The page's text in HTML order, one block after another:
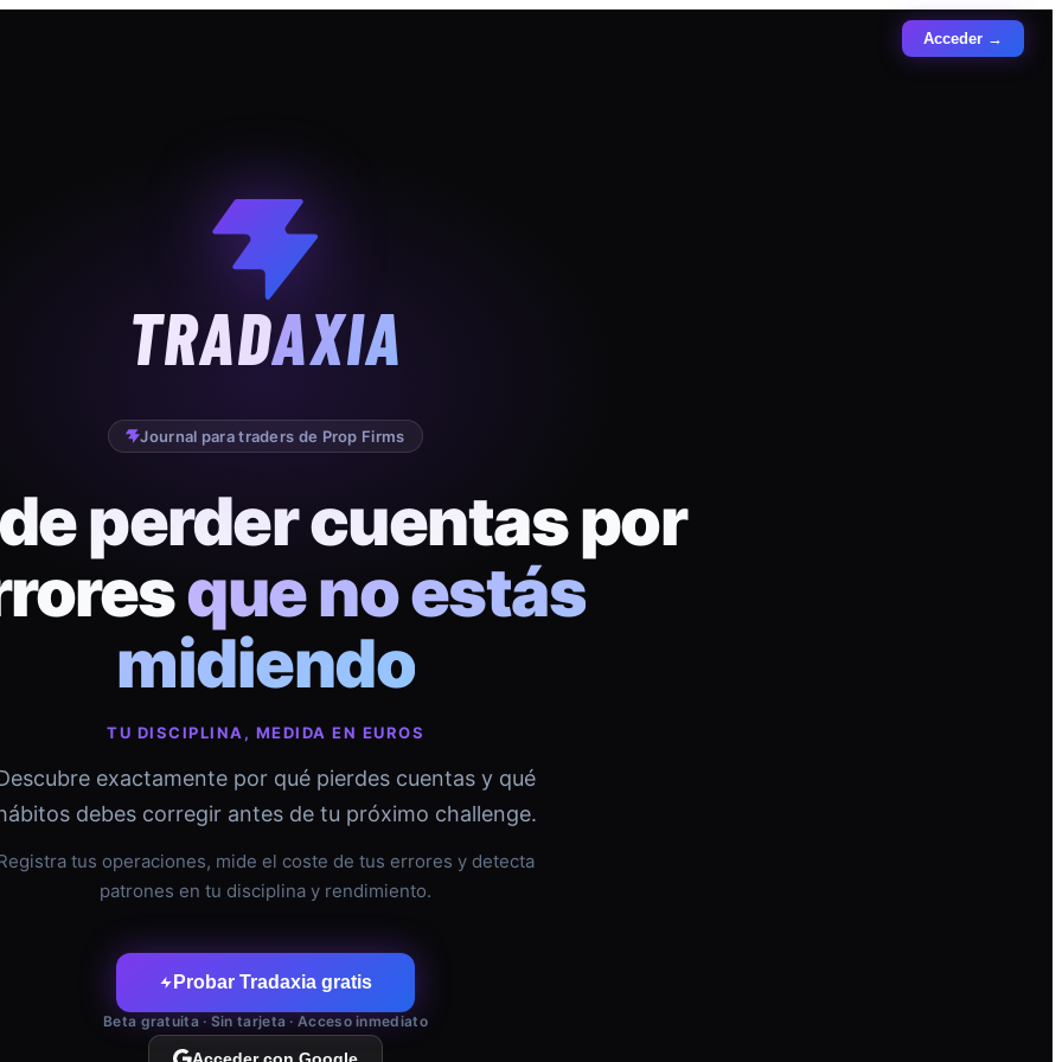
Acceder →
TRADAXIA
Journal para traders de Prop Firms
perder cuentas por
que no estás
midiendo
TU DISCIPLINA, MEDIDA EN EUROS
exactamente por qué pierdes cuentas y qué
debes corregir antes de tu próximo challenge.
tus operaciones, mide el coste de tus errores y detecta
patrones en tu disciplina y rendimiento.
Probar Tradaxia gratis
Beta gratuita · Sin tarjeta · Acceso inmediato